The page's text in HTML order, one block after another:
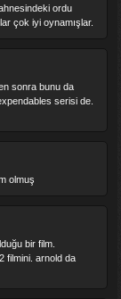
ordu
çok iyi oynamışlar.
sonra bunu da
serisi de.
olmuş
bir film.
filmini. arnold da